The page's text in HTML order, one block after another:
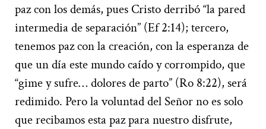
paz con los demás, pues Cristo derribó “la pared
intermedia de separación” (Ef 2:14); tercero,
tenemos paz con la creación, con la esperanza de
que un día este mundo caído y corrompido, que
“gime y sufre… dolores de parto” (Ro 8:22), será
redimido. Pero la voluntad del Señor no es solo
que recibamos esta paz para nuestro disfrute,